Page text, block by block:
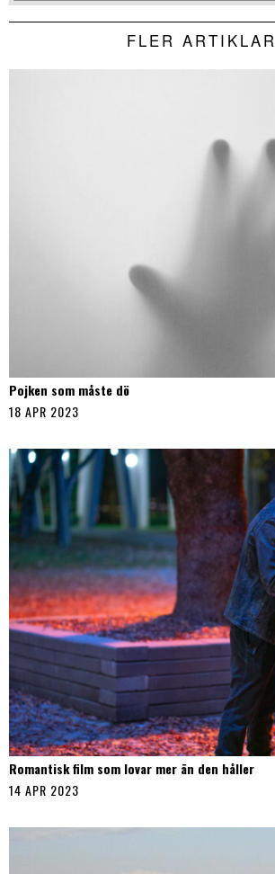
FLER ARTIKLAR
Pojken som måste dö
18 APR 2023
Romantisk film som lovar mer än den håller
14 APR 2023